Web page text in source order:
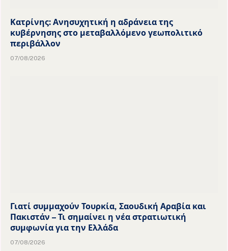
Κατρίνης: Ανησυχητική η αδράνεια της
κυβέρνησης στο μεταβαλλόμενο γεωπολιτικό
περιβάλλον
07/08/2026
Γιατί συμμαχούν Τουρκία, Σαουδική Αραβία και
Πακιστάν – Τι σημαίνει η νέα στρατιωτική
συμφωνία για την Ελλάδα
07/08/2026